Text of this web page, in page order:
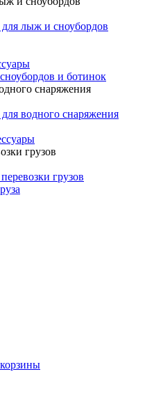
лыж и сноубордов
и ботинок
снаряжения
водного снаряжения
грузов
грузов